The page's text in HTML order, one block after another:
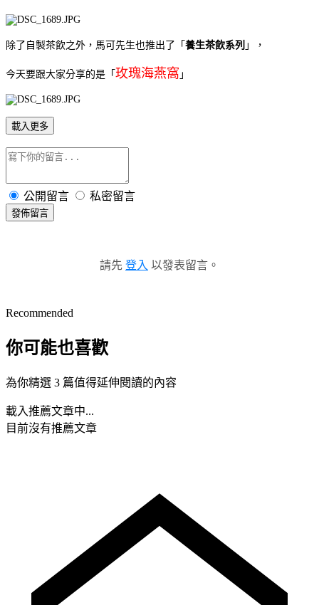
除了自製茶飲之外，馬可先生也推出了「 養生茶飲系列 」，
今天要跟大家分享的是「 玫瑰海燕窩 」
載入更多
公開留言 私密留言
發佈留言
請先 登入 以發表留言。
Recommended
你可能也喜歡
為你精選 3 篇值得延伸閱讀的內容
載入推薦文章中...
目前沒有推薦文章